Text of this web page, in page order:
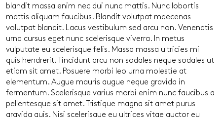
blandit massa enim nec dui nunc mattis. Nunc lobortis
mattis aliquam faucibus. Blandit volutpat maecenas
volutpat blandit. Lacus vestibulum sed arcu non. Venenatis
urna cursus eget nunc scelerisque viverra. In metus
vulputate eu scelerisque felis. Massa massa ultricies mi
quis hendrerit. Tincidunt arcu non sodales neque sodales ut
etiam sit amet. Posuere morbi leo urna molestie at
elementum. Augue mauris augue neque gravida in
fermentum. Scelerisque varius morbi enim nunc faucibus a
pellentesque sit amet. Tristique magna sit amet purus
gravida quis. Nisi scelerisque eu ultrices vitae auctor eu